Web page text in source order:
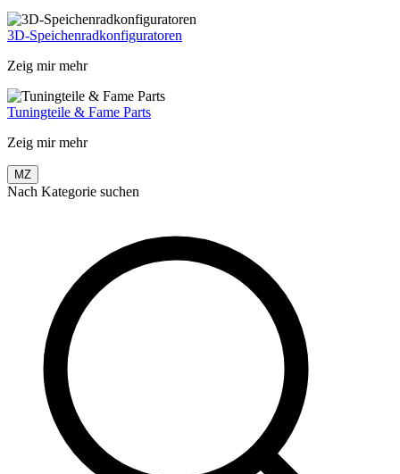
3D-Speichenradkonfiguratoren
Zeig mir mehr
Tuningteile & Fame Parts
Zeig mir mehr
MZ
Nach Kategorie suchen